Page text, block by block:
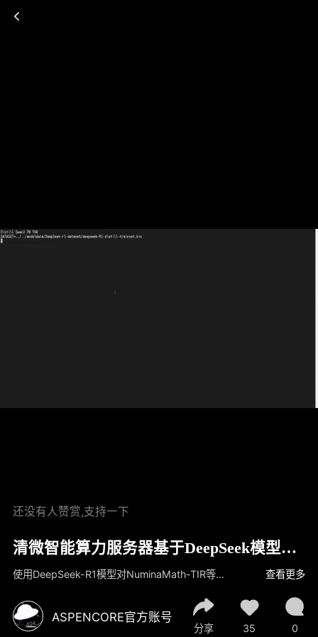
还没有人赞赏,支持一下
清微智能算力服务器基于DeepSeek模型的
蒸馏训练
使用DeepSeek-R1模型对NuminaMath-TIR等数据集的问题进行推理解答，生成的思考过程和答案作为Qwen2-7B模型蒸馏训练数据集，基于清微智能算力服务器加载蒸馏训练数据集和Qwen2-7B的模型权重及配置文件，进行Qwen2-7B模型的蒸馏训练。 查看更多
ASPENCORE官方账号
分享 35 0